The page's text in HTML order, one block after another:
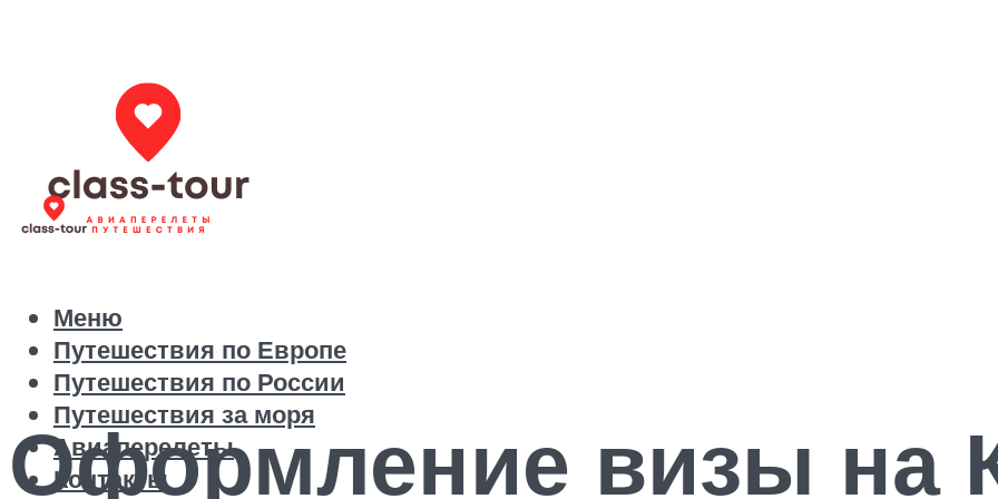
Путешествия по Европе
Путешествия по России
Путешествия за моря
Авиаперелеты
Контакты
Меню
Оформление визы на